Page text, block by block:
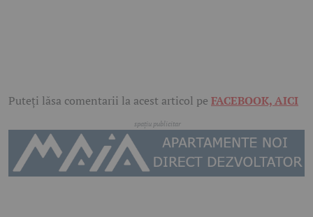
Puteți lăsa comentarii la acest articol pe FACEBOOK, AICI